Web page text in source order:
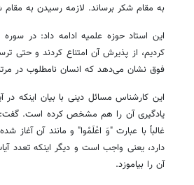
به مقام شکر برساند. لازمه رسیدن به
کردیم، از پذیرش آن امتناع کردند و حتی
فوق نشان می‌دهد که انسان نامطلوب در
این کارشناس مسائل دینی با بیان اینکه
یادگیری آن را هم مشخص کرده است. گفت:
غالباً با عبارت "وَ اعْلَمُوا" و مانند آن آغاز
دارد، یعنی واجب است و دیگر اینکه تعدد
آن را بیاموزد.